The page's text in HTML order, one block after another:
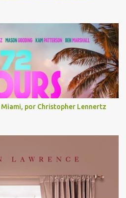
por Christopher Lennertz